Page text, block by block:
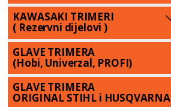
KAWASAKI TRIMERI
( Rezervni dijelovi )
GLAVE TRIMERA
(Hobi, Univerzal, PROFI)
GLAVE TRIMERA
ORIGINAL STIHL i HUSQVARNA